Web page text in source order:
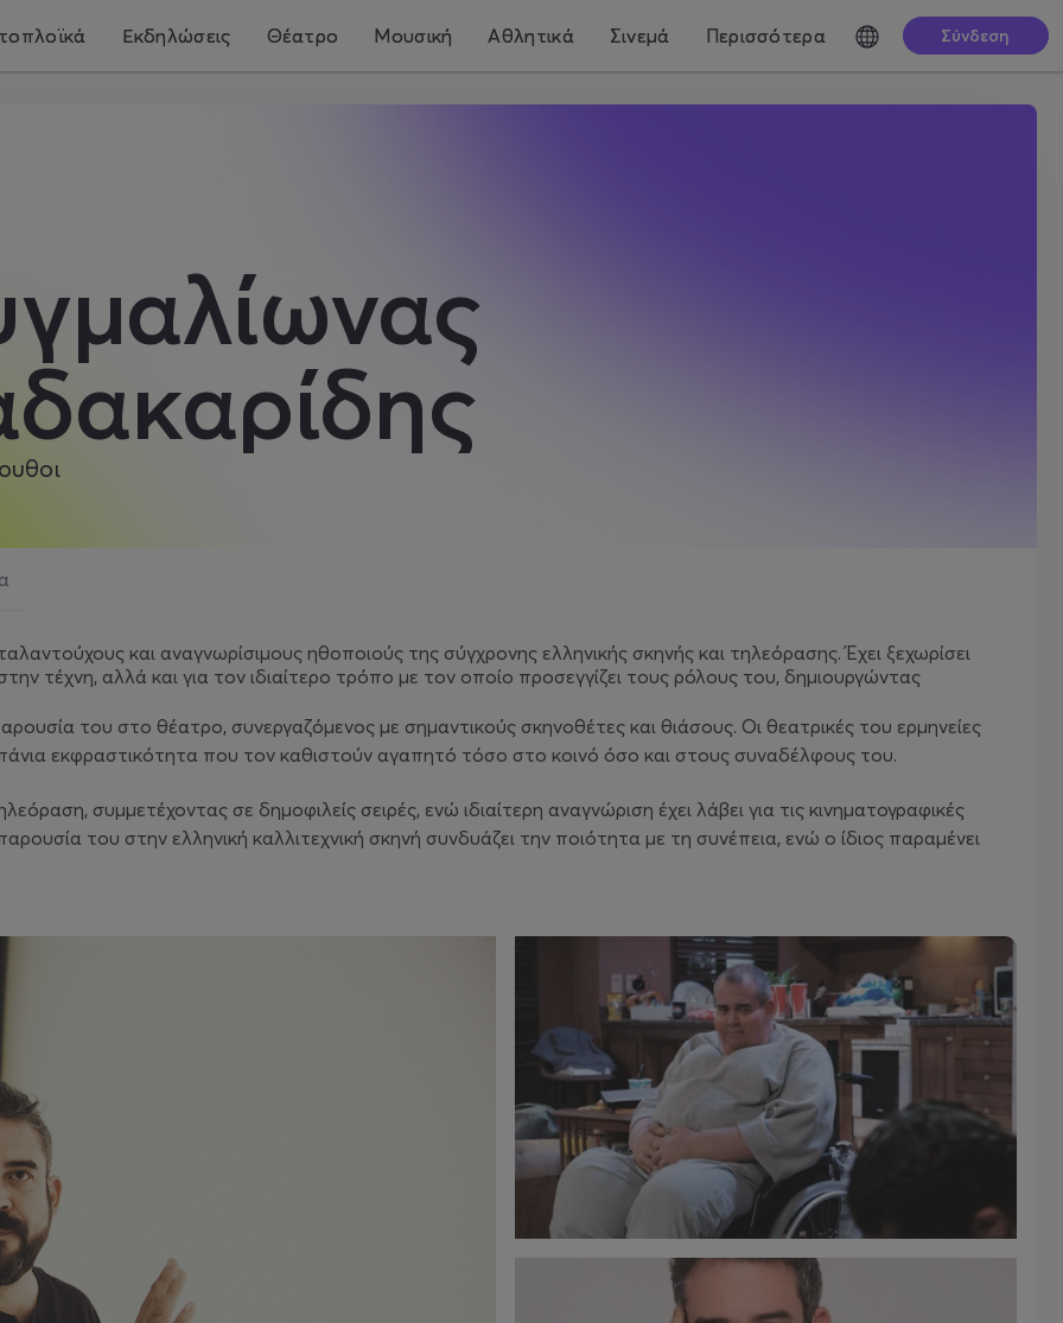
Εκδηλώσεις Θέατρο Μουσική Αθλητικά Σινεμά Περισσότερα Σύνδεση
και αναγνωρίσιμους ηθοποιούς της σύγχρονης ελληνικής σκηνής και τηλεόρασης. Έχει ξεχωρίσει
τέχνη, αλλά και για τον ιδιαίτερο τρόπο με τον οποίο προσεγγίζει τους ρόλους του, δημιουργώντας
του στο θέατρο, συνεργαζόμενος με σημαντικούς σκηνοθέτες και θιάσους. Οι θεατρικές του ερμηνείες
εκφραστικότητα που τον καθιστούν αγαπητό τόσο στο κοινό όσο και στους συναδέλφους του.
συμμετέχοντας σε δημοφιλείς σειρές, ενώ ιδιαίτερη αναγνώριση έχει λάβει για τις κινηματογραφικές
του στην ελληνική καλλιτεχνική σκηνή συνδυάζει την ποιότητα με τη συνέπεια, ενώ ο ίδιος παραμένει